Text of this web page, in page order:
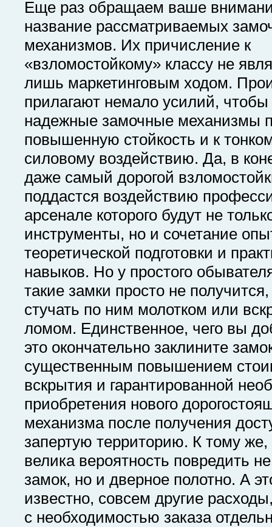
Еще раз обращаем ваше
название рассматриваемых
механизмов. Их причисление к
«взломостойкому» классу не
лишь маркетинговым ходом.
прилагают немало усилий, чтобы
надежные замочные механизмы
повышенную стойкость и к
силовому воздействию. Да, в
даже самый дорогой
поддастся воздействию
арсенале которого будут не
инструменты, но и сочетание
теоретической подготовки и
навыков. Но у простого
такие замки просто не
стучать по ним молотком или
ломом. Единственное, чего вы
это окончательно заклините
существенным повышением
вскрытия и гарантированной
приобретения нового
механизма после получения
запертую территорию. К тому же,
велика вероятность повредить
замок, но и дверное полотно. А
известно, совсем другие
с необходимостью заказа